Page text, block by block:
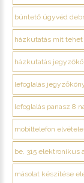
büntető ügyvéd
házkutatás mit tehet
házkutatás
lefoglalás
lefoglalás panasz 8
mobiltelefon elvétele
be. 315 elektronikus
másolat készítése